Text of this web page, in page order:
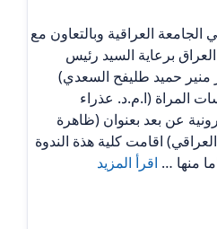
الجامعة العراقية وبالتعاون مع
برعاية السيد رئيس
منير حميد طليفح السعدي)
المراة (ا.م.د. عذراء
عن بعد بعنوان (ظاهرة
اقامت كلية هذة الندوة
منها … اقرأ المزيد